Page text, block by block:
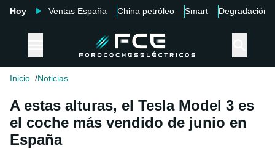
Hoy Ventas España China petróleo Smart Degradación
Inicio Noticias
A estas alturas, el Tesla Model 3 es
el coche más vendido de junio en
España